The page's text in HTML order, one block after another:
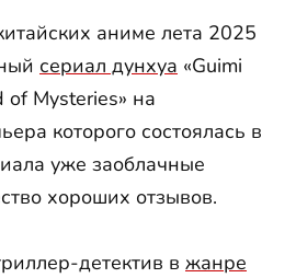
аниме лета 2025
сериал дунхуа «Guimi
of Mysteries» на
которого состоялась в
уже заоблачные
хороших отзывов.
детектив в жанре